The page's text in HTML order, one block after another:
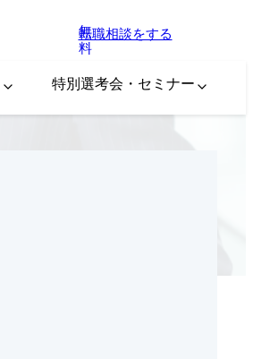
無
料
転職相談をする
特別選考会・セミナー